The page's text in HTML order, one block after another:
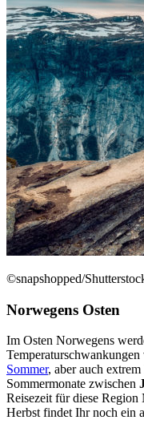
©snapshopped/
Norwegens Osten
Im Osten Norwegens
Sommer, aber auch
Sommermonate zwischen
Reisezeit für diese
Herbst findet Ihr noch ein